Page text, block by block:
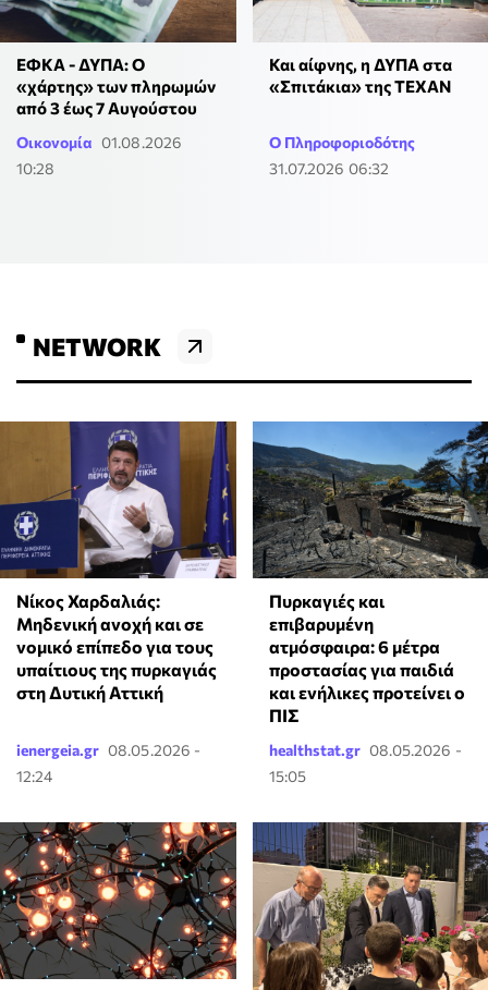
ΕΦΚΑ - ΔΥΠΑ: Ο
«χάρτης» των πληρωμών
από 3 έως 7 Αυγούστου
Οικονομία 01.08.2026
10:28
Και αίφνης, η ΔΥΠΑ στα
«Σπιτάκια» της ΤΕΧΑΝ
Ο Πληροφοριοδότης
31.07.2026 06:32
NETWORK
Νίκος Χαρδαλιάς:
Μηδενική ανοχή και σε
νομικό επίπεδο για τους
υπαίτιους της πυρκαγιάς
στη Δυτική Αττική
ienergeia.gr 08.05.2026 -
12:24
Πυρκαγιές και
επιβαρυμένη
ατμόσφαιρα: 6 μέτρα
προστασίας για παιδιά
και ενήλικες προτείνει ο
ΠΙΣ
healthstat.gr 08.05.2026 -
15:05